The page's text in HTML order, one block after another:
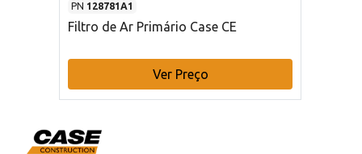
PN 128781A1
Filtro de Ar Primário Case CE
Ver Preço